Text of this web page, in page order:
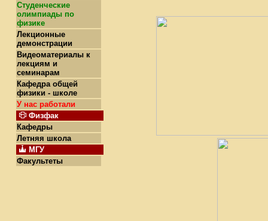
Студенческие
олимпиады по
физике
Лекционные
демонстрации
Видеоматериалы к
лекциям и
семинарам
Кафедра общей
физики - школе
У нас работали
Физфак
Кафедры
Летняя школа
МГУ
Факультеты